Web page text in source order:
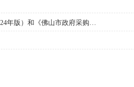
转发佛山市财政局关于印发《佛山市政府采购工作指南》（2024年版）和《佛山市政府采购质疑和投诉工作指南》（2024年版）的通知